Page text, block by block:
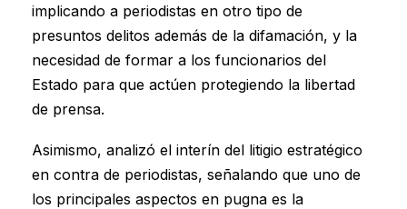
implicando a periodistas en otro tipo de
presuntos delitos además de la difamación, y la
necesidad de formar a los funcionarios del
Estado para que actúen protegiendo la libertad
de prensa.
Asimismo, analizó el interín del litigio estratégico
en contra de periodistas, señalando que uno de
los principales aspectos en pugna es la